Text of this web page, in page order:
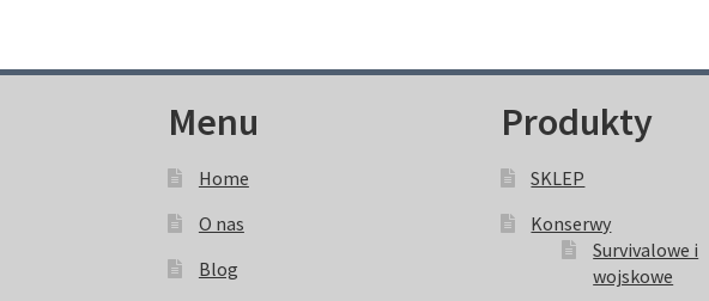
Menu
Home
O nas
Blog
Produkty
SKLEP
Konserwy
Survivalowe i
wojskowe